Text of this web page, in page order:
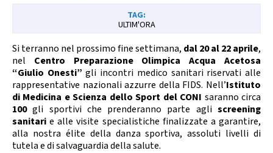
Tesseramento Territorio
Formazione
ULTIM'ORA
Si terranno nel prossimo fine settimana, dal 20 al 22 aprile,
nel Centro Preparazione Olimpica Acqua Acetosa
“Giulio Onesti”gli incontri medico sanitari riservati alle
rappresentative nazionali azzurre della FIDS. Nell’Istituto
di Medicina e Scienza dello Sport del CONI saranno circa
100gli sportivi che prenderanno parte agli screening
sanitari e alle visite specialistiche finalizzate a garantire,
alla nostra élite della danza sportiva, assoluti livelli di
tutela e di salvaguardia della salute.